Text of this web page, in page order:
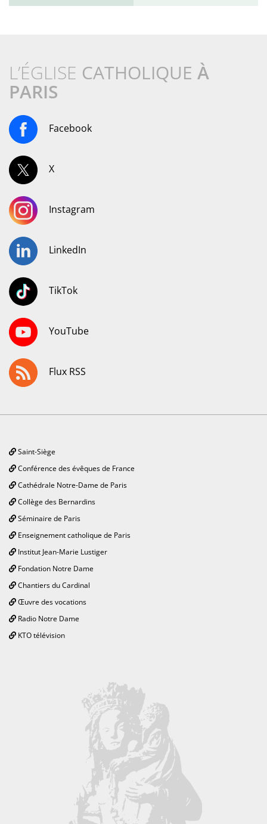
L’ÉGLISE CATHOLIQUE À
PARIS
Facebook
X
Instagram
LinkedIn
TikTok
YouTube
Flux RSS
Saint-Siège
Conférence des évêques de France
Cathédrale Notre-Dame de Paris
Collège des Bernardins
Séminaire de Paris
Enseignement catholique de Paris
Institut Jean-Marie Lustiger
Fondation Notre Dame
Chantiers du Cardinal
Œuvre des vocations
Radio Notre Dame
KTO télévision